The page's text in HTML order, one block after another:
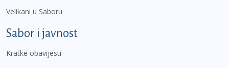
Velikani u Saboru
Sabor i javnost
Kratke obavijesti